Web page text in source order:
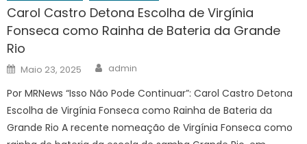
Carol Castro Detona Escolha de Virgínia
Fonseca como Rainha de Bateria da Grande
Rio
Posted
on
Maio 23, 2025 Author
admin
Por MRNews “Isso Não Pode Continuar”: Carol Castro Detona
Escolha de Virgínia Fonseca como Rainha de Bateria da
Grande Rio A recente nomeação de Virgínia Fonseca como